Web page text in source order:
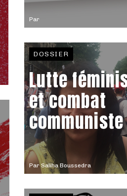
Par
ParSaliha Boussedra
DOSSIER
Lutte
et combat
communiste